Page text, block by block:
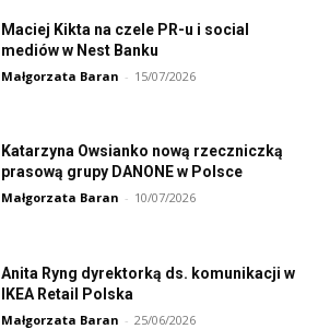
Maciej Kikta na czele PR-u i social
mediów w Nest Banku
Małgorzata Baran - 15/07/2026
Katarzyna Owsianko nową rzeczniczką
prasową grupy DANONE w Polsce
Małgorzata Baran - 10/07/2026
Anita Ryng dyrektorką ds. komunikacji w
IKEA Retail Polska
Małgorzata Baran - 25/06/2026